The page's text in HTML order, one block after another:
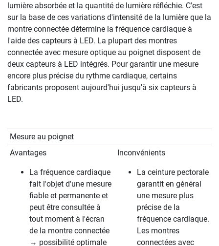
lumière absorbée et la quantité de lumière réfléchie. C'est
sur la base de ces variations d'intensité de la lumière que la
montre connectée détermine la fréquence cardiaque à
l'aide des capteurs à LED. La plupart des montres
connectée avec mesure optique au poignet disposent de
deux capteurs à LED intégrés. Pour garantir une mesure
encore plus précise du rythme cardiaque, certains
fabricants proposent aujourd'hui jusqu'à six capteurs à
LED.
Mesure au poignet
Avantages
La fréquence cardiaque
fait l'objet d'une mesure
fiable et permanente et
peut être consultée à
tout moment à l'écran
de la montre connectée
→ possibilité optimale
Inconvénients
La ceinture pectorale
garantit en général
une mesure plus
précise de la
fréquence cardiaque.
Les montres
connectées avec